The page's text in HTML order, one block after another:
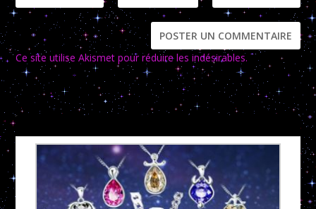
Ce site utilise Akismet pour réduire les indésirables.En savoir
plus sur la façon dont les données de vos commentaires sont
traitées .